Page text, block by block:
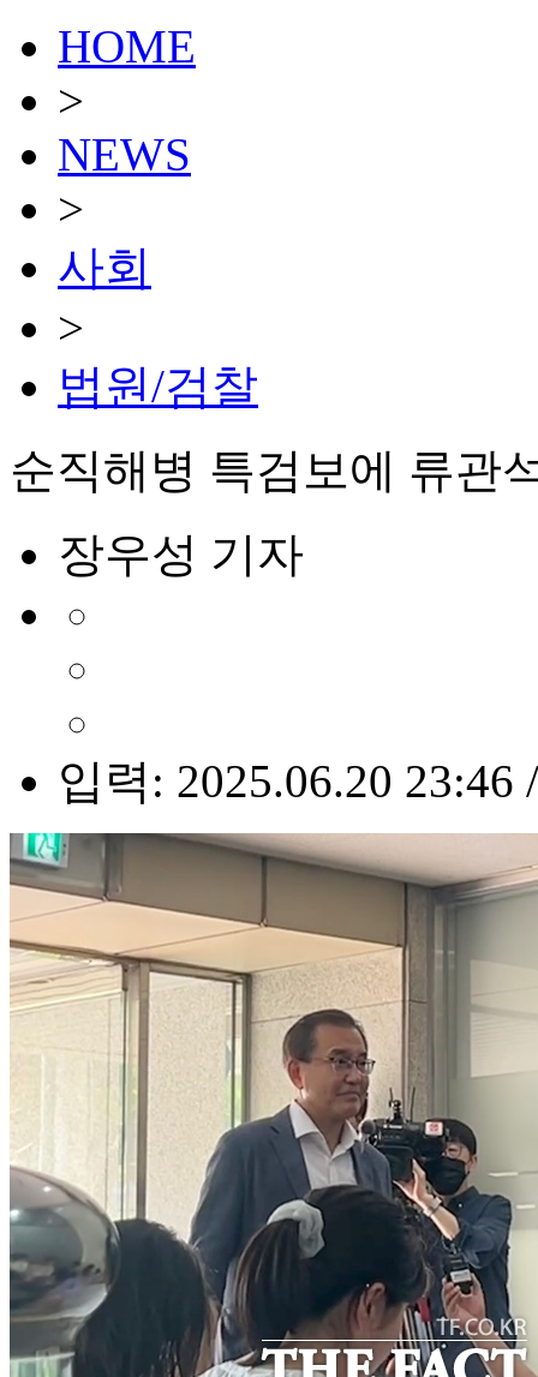
HOME
>
NEWS
>
사회
>
법원/검찰
순직해병 특검보에 류관
장우성 기자
입력: 2025.06.20 23:46